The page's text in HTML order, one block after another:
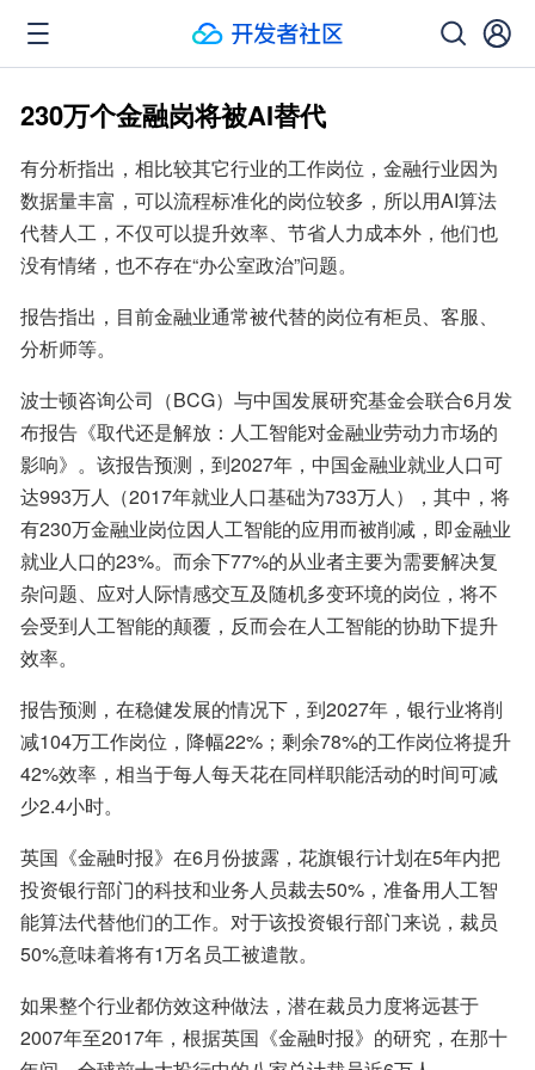
230万个金融岗将被AI替代
有分析指出，相比较其它行业的工作岗位，金融行业因为
数据量丰富，可以流程标准化的岗位较多，所以用AI算法
代替人工，不仅可以提升效率、节省人力成本外，他们也
没有情绪，也不存在“办公室政治”问题。
报告指出，目前金融业通常被代替的岗位有柜员、客服、
分析师等。
波士顿咨询公司（BCG）与中国发展研究基金会联合6月发
布报告《取代还是解放：人工智能对金融业劳动力市场的
影响》。该报告预测，到2027年，中国金融业就业人口可
达993万人（2017年就业人口基础为733万人），其中，将
有230万金融业岗位因人工智能的应用而被削减，即金融业
就业人口的23%。而余下77%的从业者主要为需要解决复
杂问题、应对人际情感交互及随机多变环境的岗位，将不
会受到人工智能的颠覆，反而会在人工智能的协助下提升
效率。
报告预测，在稳健发展的情况下，到2027年，银行业将削
减104万工作岗位，降幅22%；剩余78%的工作岗位将提升
42%效率，相当于每人每天花在同样职能活动的时间可减
少2.4小时。
英国《金融时报》在6月份披露，花旗银行计划在5年内把
投资银行部门的科技和业务人员裁去50%，准备用人工智
能算法代替他们的工作。对于该投资银行部门来说，裁员
50%意味着将有1万名员工被遣散。
如果整个行业都仿效这种做法，潜在裁员力度将远甚于
2007年至2017年，根据英国《金融时报》的研究，在那十